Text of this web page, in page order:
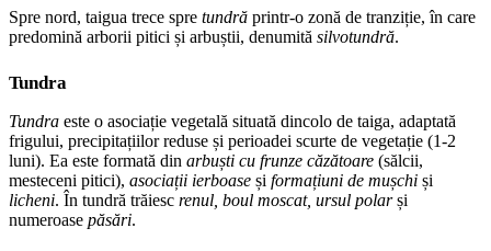
Spre nord, taigua trece spre tundră printr-o zonă de tranziție, în care
predomină arborii pitici și arbuștii, denumită silvotundră.
Tundra
Tundra este o asociație vegetală situată dincolo de taiga, adaptată
frigului, precipitațiilor reduse și perioadei scurte de vegetație (1-2
luni). Ea este formată din arbuști cu frunze căzătoare (sălcii,
mesteceni pitici), asociații ierboase și formațiuni de mușchi și
licheni. În tundră trăiesc renul, boul moscat, ursul polarși
numeroase păsări.